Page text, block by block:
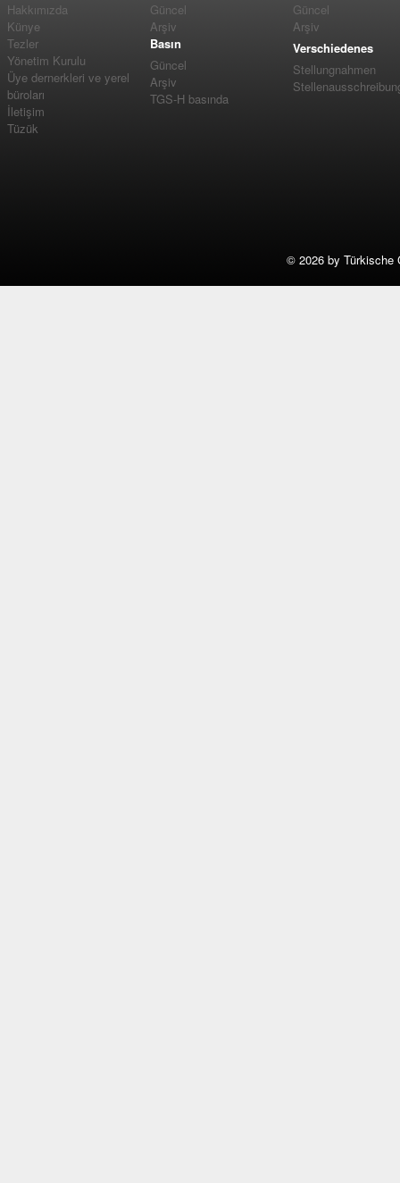
Hakkımızda
Künye
Tezler
Yönetim Kurulu
Üye dernerkleri ve yerel
büroları
İletişim
Tüzük
Güncel
Arşiv
Basın
Güncel
Arşiv
TGS-H basında
Güncel
Arşiv
Verschiedenes
Stellungnahmen
© 2026 by Türkische